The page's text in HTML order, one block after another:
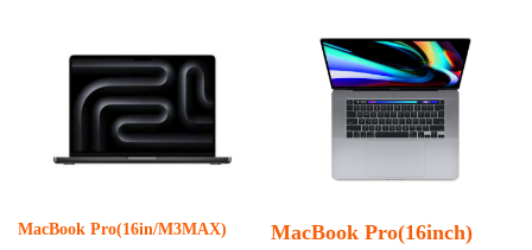
MacBook Pro(16in/M3MAX) MacBook Pro(16inch)